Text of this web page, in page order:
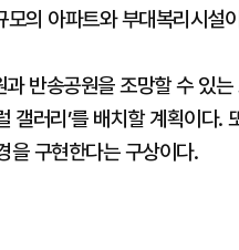
의 아파트와 부대복리시설
반송공원을 조망할 수 있
갤러리’를 배치할 계획이다
을 구현한다는 구상이다.